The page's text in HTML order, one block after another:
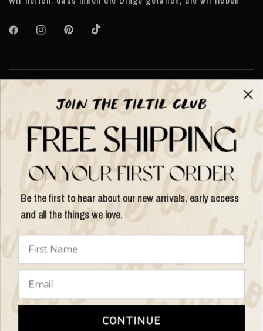
Über TILTIL
Help
Hilfe und Informationen
aktualisieren
© 2026 Things I Like Things I Love, Alle Rechte vorbehalten.
Be the first to hear about our new arrivals, early access
and all the things we love.
CONTINUE